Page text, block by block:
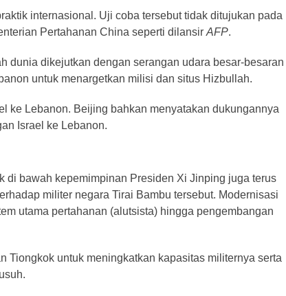
internasional. Uji coba tersebut tidak ditujukan pada
Pertahanan China seperti dilansir AFP.
dunia dikejutkan dengan serangan udara besar-besaran
untuk menargetkan milisi dan situs Hizbullah.
ke Lebanon. Beijing bahkan menyatakan dukungannya
Israel ke Lebanon.
di bawah kepemimpinan Presiden Xi Jinping juga terus
militer negara Tirai Bambu tersebut. Modernisasi
utama pertahanan (alutsista) hingga pengembangan
Tiongkok untuk meningkatkan kapasitas militernya serta